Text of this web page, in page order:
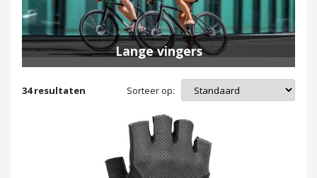
Lange vingers
34resultaten Sorteer op: